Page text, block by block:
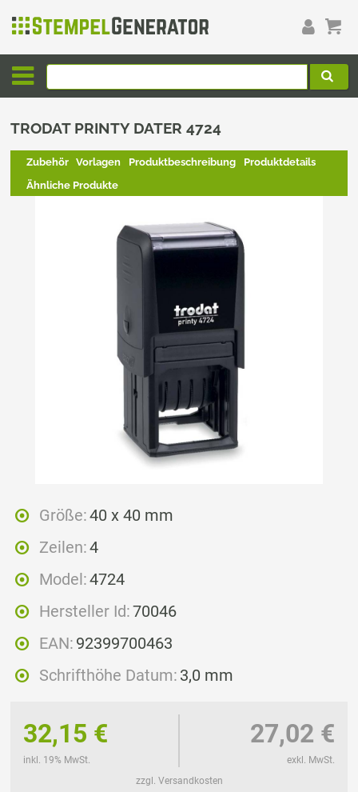
TRODAT PRINTY DATER 4724
Zubehör Vorlagen Produktbeschreibung
Produktdetails
Ähnliche Produkte
Größe:40 x 40 mm
Zeilen:4
Model:4724
Hersteller Id:70046
EAN: 92399700463
Schrifthöhe Datum: 3,0 mm
32,15 €
inkl. 19% MwSt.
27,02 €
exkl. MwSt.
zzgl. Versandkosten